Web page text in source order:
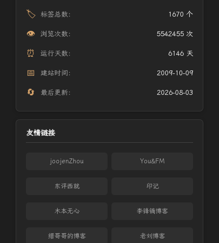
🏷️ 标签总数： 1670 个
👁️ 浏览次数： 5542455 次
⏰ 运行天数： 6146 天
📅 建站时间： 2009-10-09
🔄 最后更新： 2026-08-03
友情链接
joojenZhou You&FM
东评西就 印记
木本无心 李锋镝博客
缙哥哥的博客 老刘博客